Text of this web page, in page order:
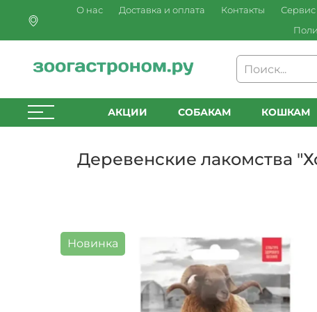
О нас Доставка и оплата Контакты
АКЦИИ СОБАКАМ КОШКАМ
Деревенские лакомства
Новинка